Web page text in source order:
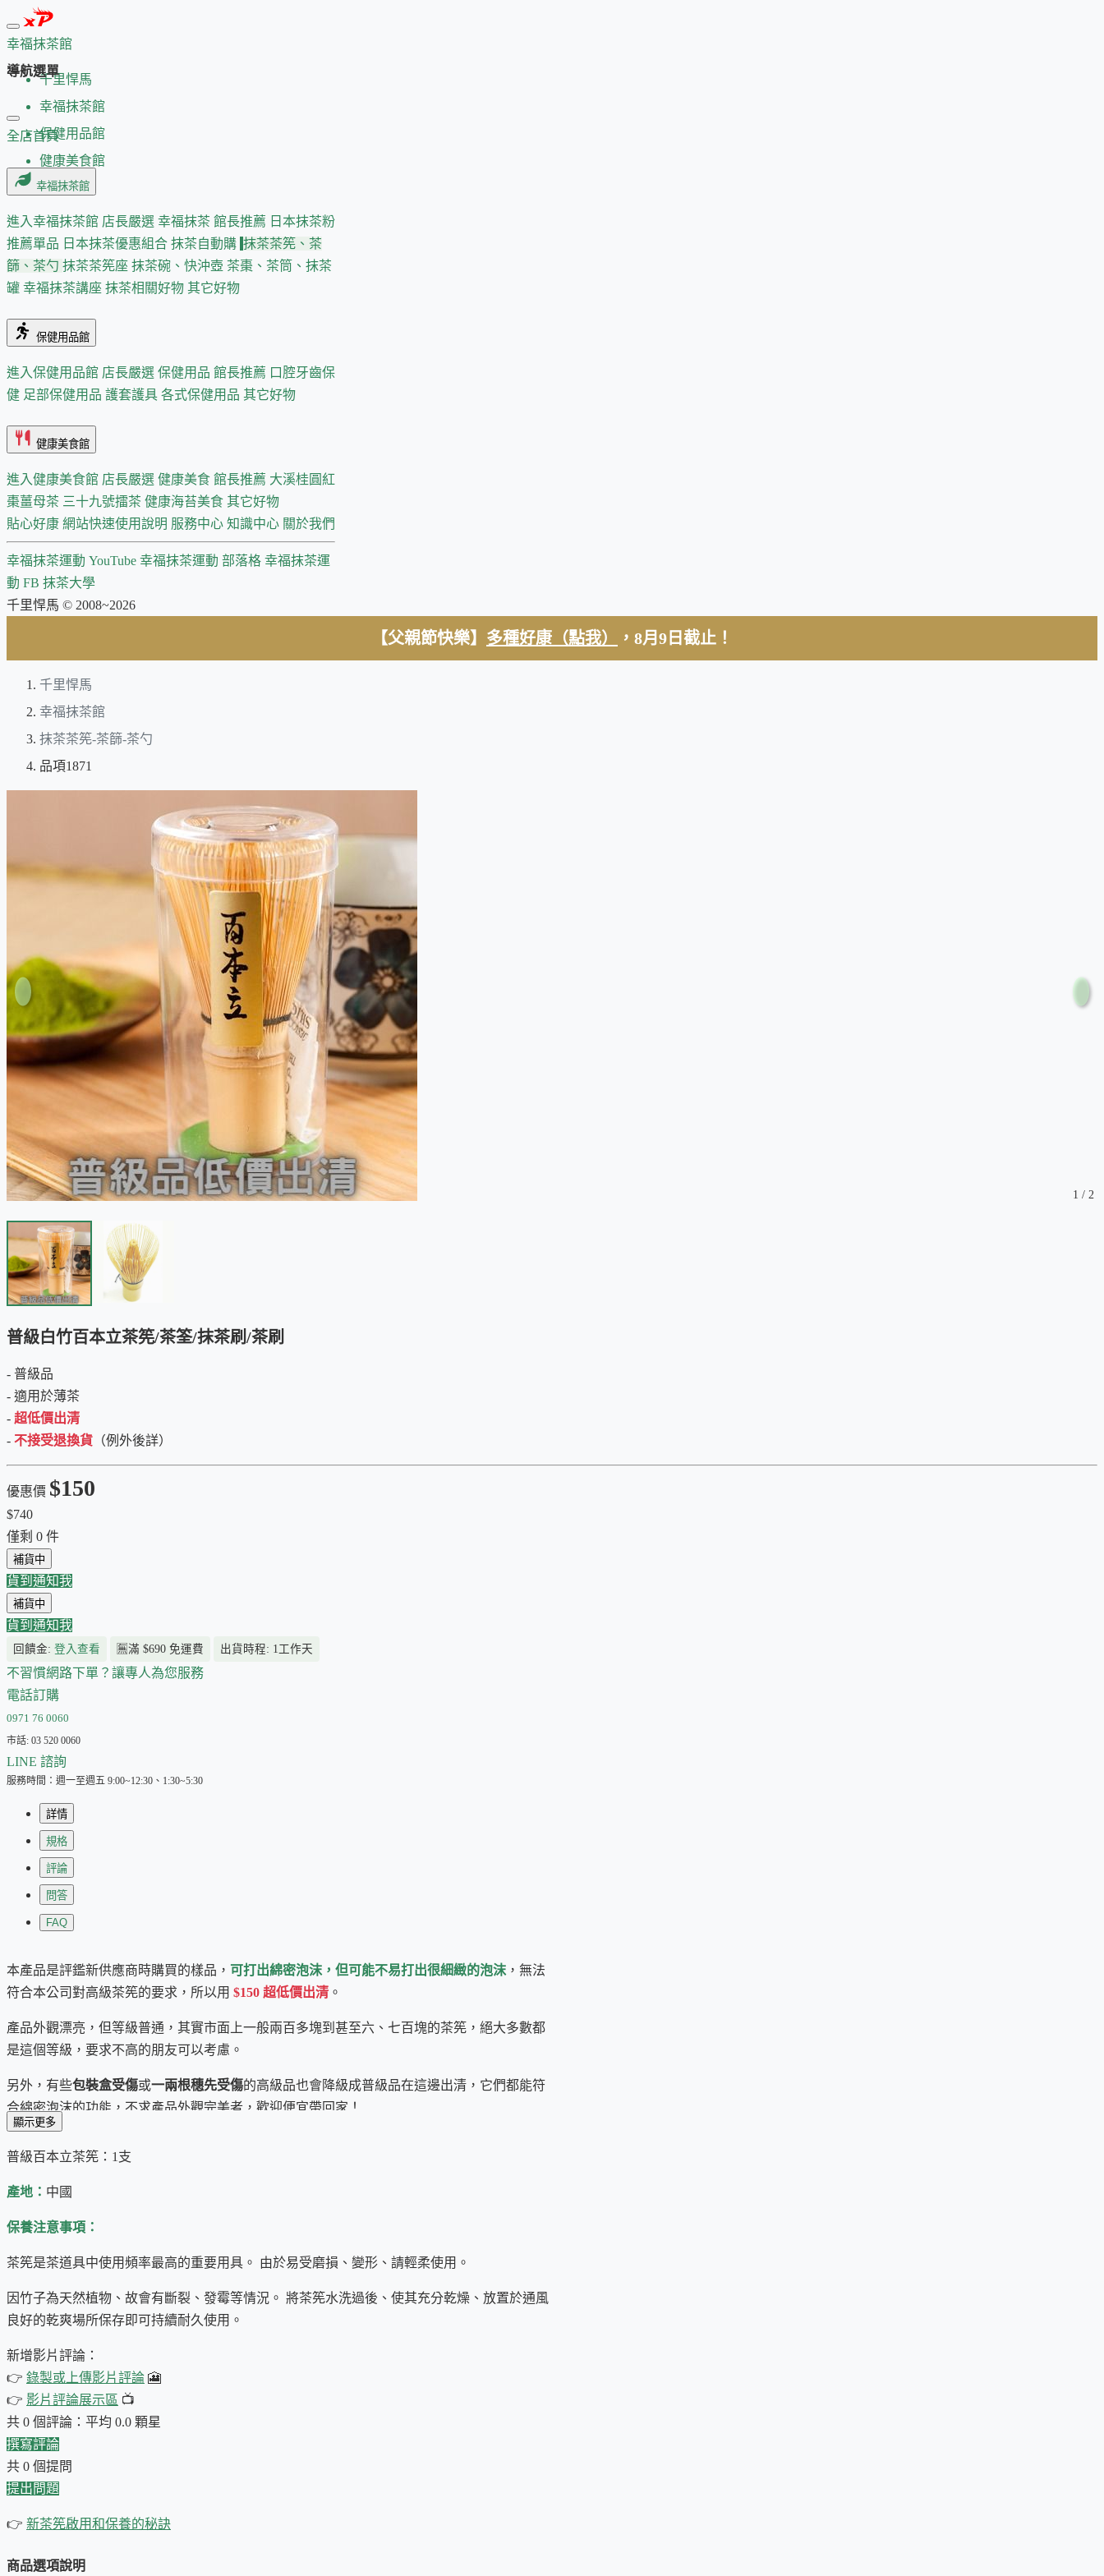
幸福抹茶館
千里悍馬
幸福抹茶館
保健用品館
健康美食館
導航選單
全店首頁
幸福抹茶館
進入幸福抹茶館 店長嚴選 幸福抹茶 館長推薦 日本抹茶粉
推薦單品 日本抹茶優惠組合 抹茶自動購 抹茶茶筅、茶
篩、茶勺 抹茶茶筅座 抹茶碗、快沖壺 茶棗、茶筒、抹茶
罐 幸福抹茶講座 抹茶相關好物 其它好物
保健用品館
進入保健用品館 店長嚴選 保健用品 館長推薦 口腔牙齒保
健 足部保健用品 護套護具 各式保健用品 其它好物
健康美食館
進入健康美食館 店長嚴選 健康美食 館長推薦 大溪桂圓紅
棗薑母茶 三十九號擂茶 健康海苔美食 其它好物
貼心好康 網站快速使用說明 服務中心 知識中心 關於我們
幸福抹茶運動 YouTube 幸福抹茶運動 部落格 幸福抹茶運
動 FB 抹茶大學
千里悍馬 © 2008~2026
【父親節快樂】 多種好康（點我） ，8月9日截止！
千里悍馬
幸福抹茶館
抹茶茶筅-茶篩-茶勺
品項1871
1 / 2
普級白竹百本立茶筅/茶筌/抹茶刷/茶刷
- 普級品
- 適用於薄茶
- 超低價出清
- 不接受退換貨 （例外後詳）
優惠價 $150
$740
僅剩 0 件
補貨中
貨到通知我
補貨中
貨到通知我
回饋金: 登入查看 🈚滿 $690 免運費 出貨時程: 1工作天
不習慣網路下單？讓專人為您服務
電話訂購
0971 76 0060
市話: 03 520 0060
LINE 諮詢
服務時間：週一至週五 9:00~12:30、1:30~5:30
詳情
規格
評論
問答
FAQ
本產品是評鑑新供應商時購買的樣品， 可打出綿密泡沫，但可能不易打出很細緻的泡沫 ，無法
符合本公司對高級茶筅的要求，所以用 $150 超低價出清 。
產品外觀漂亮，但等級普通，其實市面上一般兩百多塊到甚至六、七百塊的茶筅，絕大多數都
是這個等級，要求不高的朋友可以考慮。
另外，有些包裝盒受傷或一兩根穗先受傷的高級品也會降級成普級品在這邊出清，它們都能符
合綿密泡沫的功能，不求產品外觀完美者，歡迎便宜帶回家！
茶筅 (ㄒㄧㄢˇ) 又稱茶筌，俗稱抹茶刷
能(使抹茶的風味充分散發)。
顯示更多
普級百本立茶筅：1支
產地： 中國
保養注意事項：
茶筅是茶道具中使用頻率最高的重要用具。 由於易受磨損、變形、請輕柔使用。
因竹子為天然植物、故會有斷裂、發霉等情況。 將茶筅水洗過後、使其充分乾燥、放置於通風
良好的乾爽場所保存即可持續耐久使用。
新增影片評論：
👉 錄製或上傳影片評論 🎦
👉 影片評論展示區 📺
共 0 個評論：平均 0.0 顆星
撰寫評論
共 0 個提問
提出問題
👉 新茶筅啟用和保養的秘訣
商品選項說明